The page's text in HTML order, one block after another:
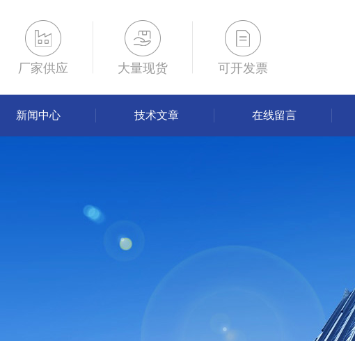
厂家供应 大量现货 可开发票
新闻中心 技术文章 在线留言